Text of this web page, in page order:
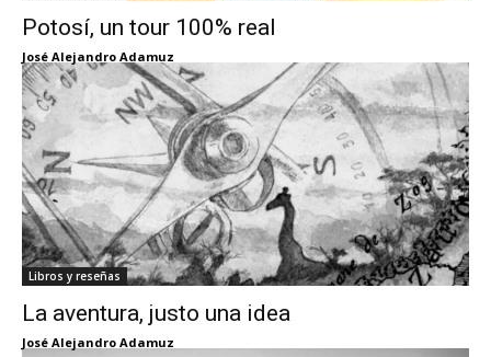
Potosí, un tour 100% real
José Alejandro Adamuz
Libros y reseñas
La aventura, justo una idea
José Alejandro Adamuz